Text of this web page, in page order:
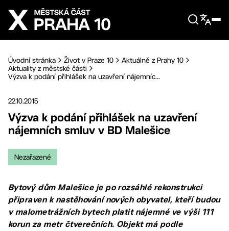
Přejít na hlavní obsah
Úvodní stránka Život v Praze 10
Aktuálně z Prahy 10
Aktuality z městské části
Výzva k podání přihlášek na uzavření nájemníc...
22.10.2015
Výzva k podání přihlášek na uzavření
nájemních smluv v BD Malešice
Nezařazené
Bytový dům Malešice je po rozsáhlé rekonstrukci
připraven k nastěhování nových obyvatel, kteří budou
v malometrážních bytech platit nájemné ve výši 111
korun za metr čtverečních. Objekt má podle